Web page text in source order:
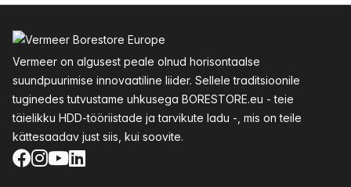
Vermeer on algusest peale olnud horisontaalse
suundpuurimise innovaatiline liider. Sellele traditsioonile
tuginedes tutvustame uhkusega BORESTORE.eu - teie
täielikku HDD-tööriistade ja tarvikute ladu -, mis on teile
kättesaadav just siis, kui soovite.
Facebook
Instagram
YouTube
LinkedIn